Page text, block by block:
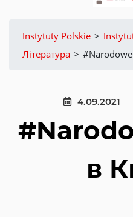
Instytuty Polskie >
Література >
4.09.2021
в